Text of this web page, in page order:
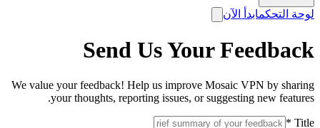
لوحة التحكمابدأ الآن
Send Us Your Feedback
We value your feedback! Help us improve Mosaic VPN by sharing
your thoughts, reporting issues, or suggesting new features.
Title
*